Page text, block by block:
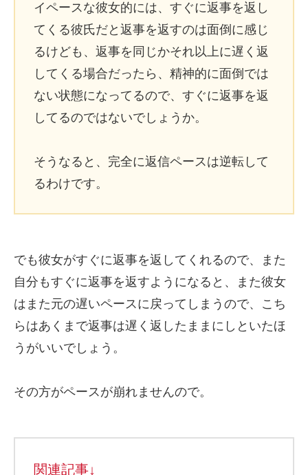
イペースな彼女的には、すぐに返事を返し
てくる彼氏だと返事を返すのは面倒に感じ
るけども、返事を同じかそれ以上に遅く返
してくる場合だったら、精神的に面倒では
ない状態になってるので、すぐに返事を返
してるのではないでしょうか。
そうなると、完全に返信ペースは逆転して
るわけです。
でも彼女がすぐに返事を返してくれるので、また
自分もすぐに返事を返すようになると、また彼女
はまた元の遅いペースに戻ってしまうので、こち
らはあくまで返事は遅く返したままにしといたほ
うがいいでしょう。
その方がペースが崩れませんので。
関連記事↓